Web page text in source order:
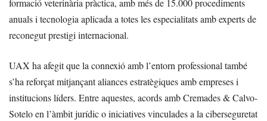
formació veterinària pràctica, amb més de 15.000 procediments
anuals i tecnologia aplicada a totes les especialitats amb experts de
reconegut prestigi internacional.
UAX ha afegit que la connexió amb l’entorn professional també
s’ha reforçat mitjançant aliances estratègiques amb empreses i
institucions líders. Entre aquestes, acords amb Cremades & Calvo-
Sotelo en l’àmbit jurídic o iniciatives vinculades a la ciberseguretat